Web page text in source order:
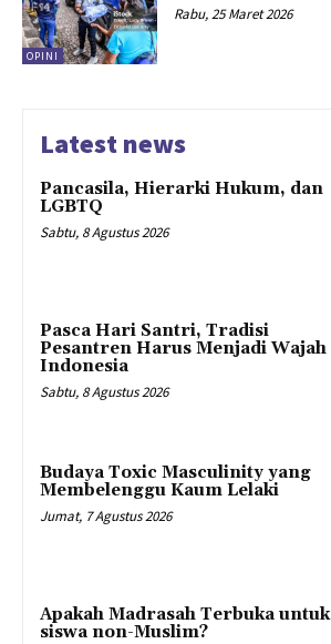
OPINI
Rabu, 25 Maret 2026
Latest news
Pancasila, Hierarki Hukum, dan
LGBTQ
Sabtu, 8 Agustus 2026
Pasca Hari Santri, Tradisi
Pesantren Harus Menjadi Wajah
Indonesia
Sabtu, 8 Agustus 2026
Budaya Toxic Masculinity yang
Membelenggu Kaum Lelaki
Jumat, 7 Agustus 2026
Apakah Madrasah Terbuka untuk
siswa non-Muslim?